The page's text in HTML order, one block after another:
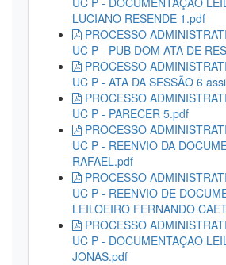
LUCIANO RESENDE 1.pdf
PROCESSO
UC P - PUB DOM ATA DE
PROCESSO
UC P - ATA DA SESSÃO 6
PROCESSO
UC P - PARECER 5.pdf
PROCESSO
UC P - REENVIO DA
RAFAEL.pdf
PROCESSO
UC P - REENVIO DE
LEILOEIRO FERNANDO
PROCESSO
UC P - DOCUMENTAÇAO
JONAS.pdf